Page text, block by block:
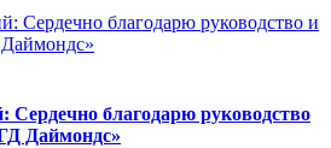
благодарю руководство
Даймондс»